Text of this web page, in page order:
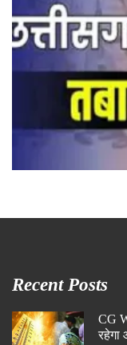
Recent Posts
CG